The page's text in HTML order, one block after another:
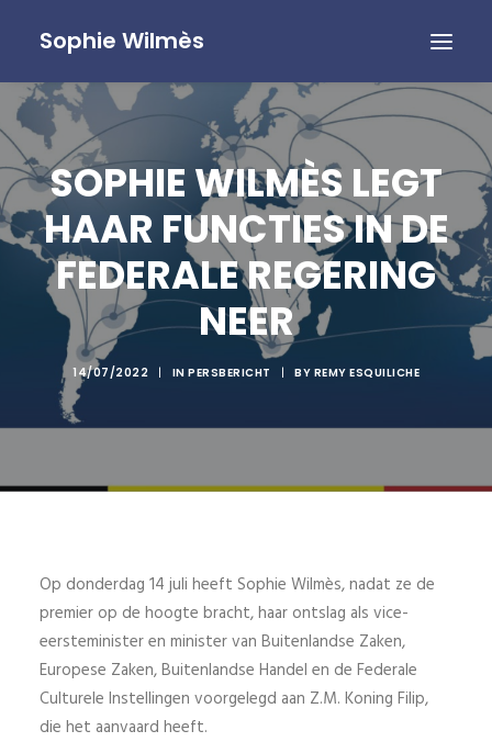
Sophie Wilmès
SOPHIE WILMÈS LEGT
HAAR FUNCTIES IN DE
FEDERALE REGERING
NEER
14/07/2022 | IN PERSBERICHT | BY REMY ESQUILICHE
Op donderdag 14 juli heeft Sophie Wilmès, nadat ze de
premier op de hoogte bracht, haar ontslag als vice-
eersteminister en minister van Buitenlandse Zaken,
Europese Zaken, Buitenlandse Handel en de Federale
Culturele Instellingen voorgelegd aan Z.M. Koning Filip,
die het aanvaard heeft.